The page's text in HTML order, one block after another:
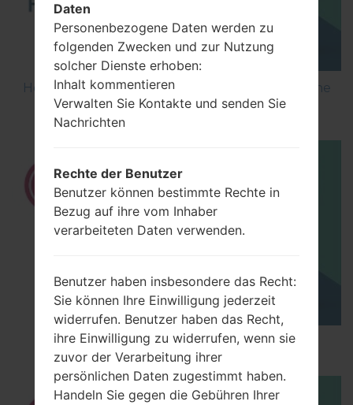
How to Flash Stock Firmware on LG Smartphone
using LG UP?
How to Hard Reset on LG G5 H850?
Daten
Personenbezogene Daten werden zu
folgenden Zwecken und zur Nutzung
solcher Dienste erhoben:
Inhalt kommentieren
Verwalten Sie Kontakte und senden Sie
Nachrichten
Rechte der Benutzer
Benutzer können bestimmte Rechte in
Bezug auf ihre vom Inhaber
verarbeiteten Daten verwenden.
Benutzer haben insbesondere das Recht:
Sie können Ihre Einwilligung jederzeit
widerrufen. Benutzer haben das Recht,
ihre Einwilligung zu widerrufen, wenn sie
zuvor der Verarbeitung ihrer
persönlichen Daten zugestimmt haben.
Handeln Sie gegen die Gebühren Ihrer